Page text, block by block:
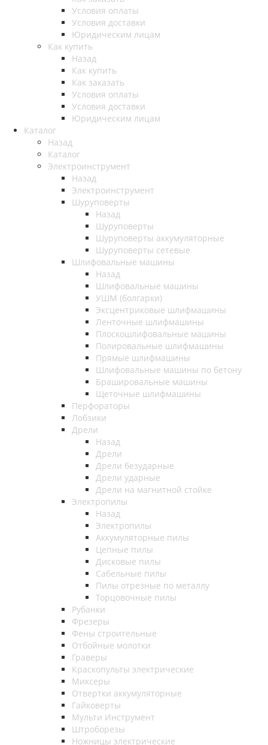
Условия оплаты
Условия доставки
Юридическим лицам
Как купить
Назад
Как купить
Как заказать
Условия оплаты
Условия доставки
Юридическим лицам
Каталог
Назад
Каталог
Электроинструмент
Назад
Электроинструмент
Шуруповерты
Назад
Шуруповерты
Шуруповерты аккумуляторные
Шуруповерты сетевые
Шлифовальные машины
Назад
Шлифовальные машины
УШМ (болгарки)
Эксцентриковые шлифмашины
Ленточные шлифмашины
Плоскошлифовальные машины
Полировальные шлифмашины
Прямые шлифмашины
Шлифовальные машины по бетону
Брашировальные машины
Щеточные шлифмашины
Перфораторы
Лобзики
Дрели
Назад
Дрели
Дрели безударные
Дрели ударные
Дрели на магнитной стойке
Электропилы
Назад
Электропилы
Аккумуляторные пилы
Цепные пилы
Дисковые пилы
Сабельные пилы
Пилы отрезные по металлу
Торцовочные пилы
Рубанки
Фрезеры
Фены строительные
Отбойные молотки
Граверы
Краскопульты электрические
Миксеры
Отвертки аккумуляторные
Гайковерты
Мульти Инструмент
Штроборезы
Ножницы электрические